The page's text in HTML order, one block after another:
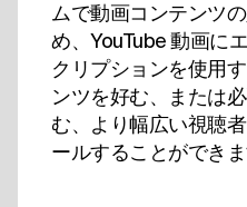
ムで動画コンテンツ
め、YouTube 動画に
クリプションを使用
ンツを好む、または
む、より幅広い視聴
ールすることができま